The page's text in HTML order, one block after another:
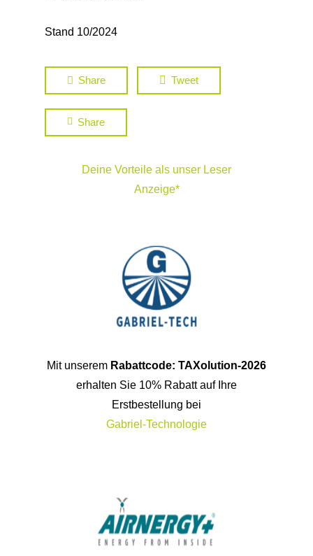
Stand 10/2024
Share Tweet
Share
Deine Vorteile als unser Leser
Anzeige*
Mit unserem Rabattcode: TAXolution-2026
erhalten Sie 10% Rabatt auf Ihre
Erstbestellung bei
Gabriel-Technologie